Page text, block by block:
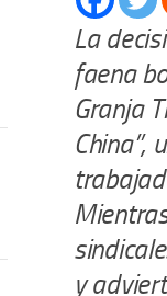
La
faena
Granja
China”,
y